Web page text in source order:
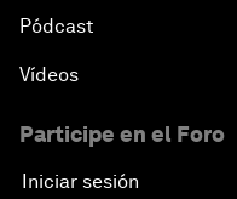
Pódcast
Vídeos
Participe en el Foro
Iniciar sesión